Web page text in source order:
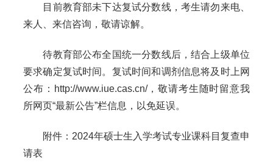
目前教育部未下达复试分数线，考生请勿来电、
来人、来信咨询，敬请谅解。
待教育部公布全国统一分数线后，结合上级单位
要求确定复试时间。复试时间和调剂信息将及时上网
公布：http://www.iue.cas.cn/，敬请考生随时留意我
所网页“最新公告”栏信息，以免延误。
附件：2024年硕士生入学考试专业课科目复查申
请表